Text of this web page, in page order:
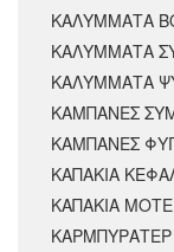
ΚΑΛΥΜΜΑΤΑ
ΚΑΛΥΜΜΑΤΑ
ΚΑΛΥΜΜΑΤΑ
ΚΑΜΠΑΝΕΣ
ΚΑΜΠΑΝΕΣ
ΚΑΠΑΚΙΑ
ΚΑΠΑΚΙΑ
ΚΑΡΜΠΥΡΑΤΕΡ